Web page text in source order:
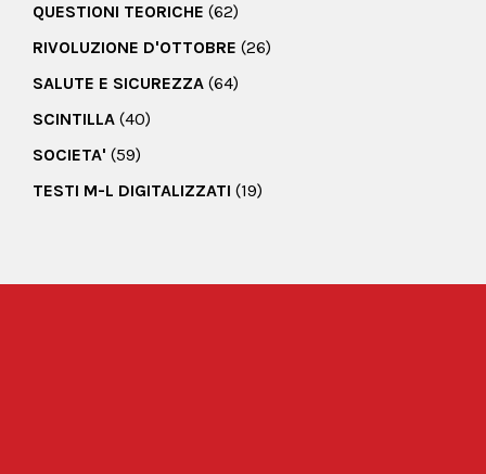
QUESTIONI TEORICHE (62)
RIVOLUZIONE D'OTTOBRE (26)
SALUTE E SICUREZZA (64)
SCINTILLA (40)
SOCIETA' (59)
TESTI M-L DIGITALIZZATI (19)